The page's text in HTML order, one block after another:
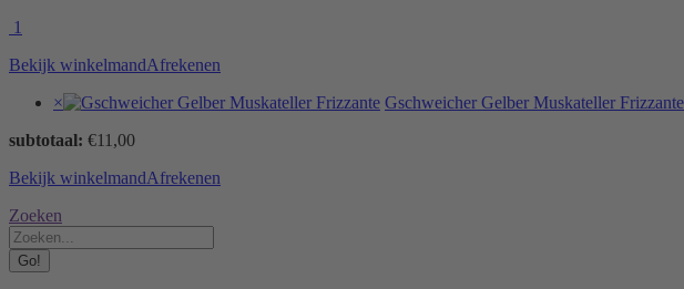
1
Bekijk winkelmandAfrekenen
×
Gschweicher Gelber Muskateller Frizzante
subtotaal: €11,00
Bekijk winkelmandAfrekenen
Search:
Zoeken